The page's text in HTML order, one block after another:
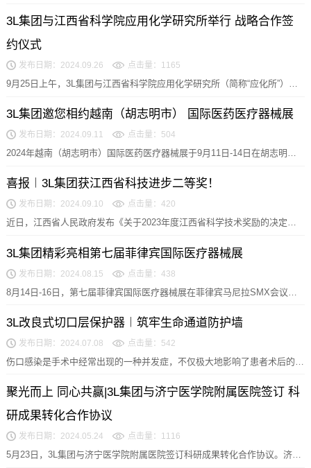
3L集团与江西省科学院应用化学研究所举行 战略合作签
约仪式
发布日期：2024.09.26 点击量：1165
9月25日上午，3L集团与江西省科学院应用化学研究所（简称“应化所”）在
3L集团邀您相约越南（胡志明市） 国际医药医疗器械展
发布日期：2024.09.11 点击量：504
2024年越南（胡志明市）国际医药医疗器械展于9月11日-14日在胡志明市
喜报︱3L集团获江西省科技进步二等奖！
发布日期：2024.09.10 点击量：420
近日，江西省人民政府发布《关于2023年度江西省科学技术奖励的决定》
3L集团精彩亮相第七届菲律宾国际医疗器械展
发布日期：2024.08.15 点击量：438
8月14日-16日，第七届菲律宾国际医疗器械展在菲律宾马尼拉SMX会议中
3L改良式切口层保护器︱筑牢生命通道防护墙
发布日期：2024.07.08 点击量：542
伤口感染是手术中经常出现的一种并发症，不仅极大地影响了患者术后的康
聚光而上 同心共赢|3L集团与济宁医学院附属医院签订 科
研成果转化合作协议
发布日期：2024.05.24 点击量：1116
5月23日，3L集团与济宁医学院附属医院签订科研成果转化合作协议。济宁